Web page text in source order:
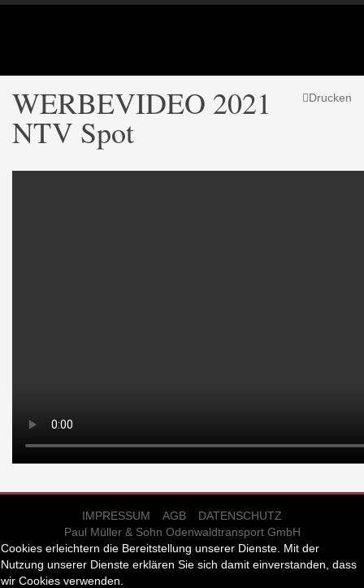
Drucken
WERBEVIDEO 2021
NTV Spot
IMPRESSUM AGB
DATENSCHUTZ
Paul Müller & Sohn Odenwaldtransport GmbH
Cookies erleichtern die Bereitstellung unserer Dienste. Mit der
Nutzung unserer Dienste erklären Sie sich damit einverstanden, dass
wir Cookies verwenden.